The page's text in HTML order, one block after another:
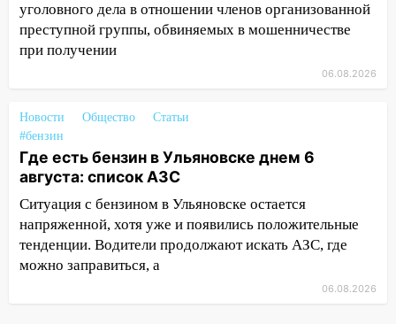
11:25 В Ульяновске ИИ будет выявлять
нарушителей на контейнерных
площадках
Валерия Клейменова выиграла два
золота в составе сборной мира
11:16 В Ульяновске открыли памятную
доску декабристу Кондратию Рылееву
10:40 В Ульяновске спасатели ночью
нашли потерявшегося в заброшенных
садах 79-летнего мужчину
На нескольких улицах Ульяновска
уголовного дела в отношении членов организованной
преступной группы, обвиняемых в мошенничестве
при получении
06.08.2026
Новости Общество
Статьи
#бензин
Где есть бензин в Ульяновске днем 6
августа: список АЗС
Ситуация с бензином в Ульяновске остается
напряженной, хотя уже и появились положительные
тенденции. Водители продолжают искать АЗС, где
можно заправиться, а
06.08.2026